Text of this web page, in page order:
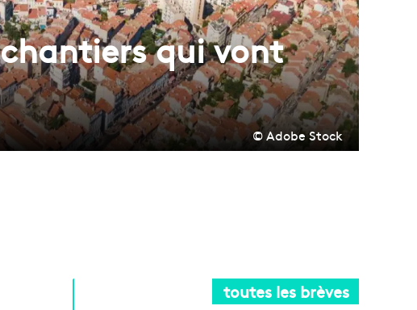
qui vont
© Adobe Stock
toutes les brèves